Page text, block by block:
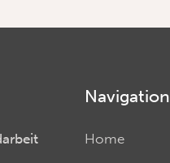
Navigation
Home